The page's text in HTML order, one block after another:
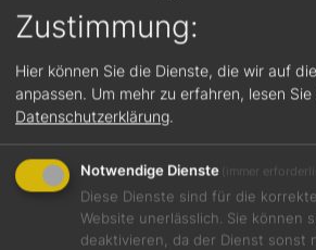
Zustimmung:
Hier können Sie die Dienste, die wir auf
anpassen. Um mehr zu erfahren, lesen
Datenschutzerklärung.
Notwendige Dienste (immer
Diese Dienste sind für die
Website unerlässlich. Sie können
deaktivieren, da der Dienst sonst